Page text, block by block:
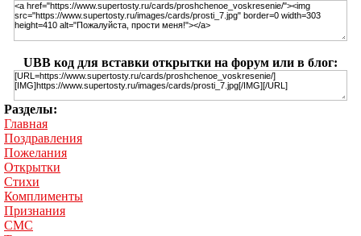
UBB код для вставки открытки на форум или в блог:
Разделы:
Главная
Поздравления
Пожелания
Открытки
Стихи
Комплименты
Признания
СМС